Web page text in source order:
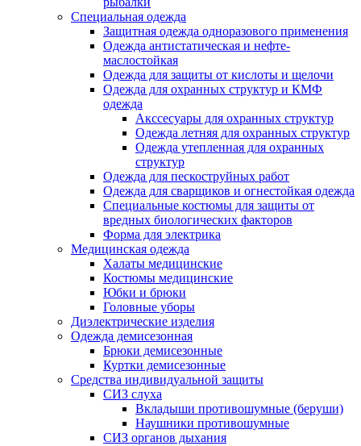
Специальная одежда
Защитная одежда одноразового применения
Одежда антистатическая и нефте-
маслостойкая
Одежда для защиты от кислоты и щелочи
Одежда для охранных структур и КМФ
одежда
Акссесуары для охранных структур
Одежда летняя для охранных структур
Одежда утепленная для охранных
структур
Одежда для пескоструйных работ
Одежда для сварщиков и огнестойкая одежда
Специальные костюмы для защиты от
вредных биологических факторов
Форма для электрика
Медицинская одежда
Халаты медицинские
Костюмы медицинские
Юбки и брюки
Головные уборы
Диэлектрические изделия
Одежда демисезонная
Брюки демисезонные
Куртки демисезонные
Средства индивидуальной защиты
СИЗ слуха
Вкладыши противошумные (беруши)
Наушники противошумные
СИЗ органов дыхания